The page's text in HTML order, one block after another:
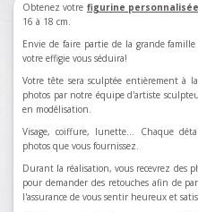
Obtenez votre figurine personnalisée
16 à 18 cm.
Envie de faire partie de la grande
votre effigie vous séduira!
Votre tête sera sculptée entièrement à
photos par notre équipe d'artiste
en modélisation.
Visage, coiffure, lunette... Chaque
photos que vous fournissez.
Durant la réalisation, vous recevrez des
pour demander des retouches afin de
l'assurance de vous sentir heureux et